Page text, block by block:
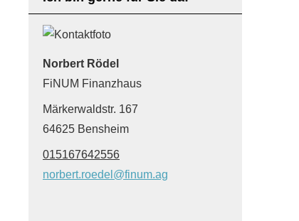
Norbert Rödel
FiNUM Finanzhaus
Märkerwaldstr. 167
64625 Bensheim
015167642556
norbert.roedel@finum.ag